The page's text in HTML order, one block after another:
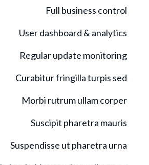
Full business control
User dashboard & analytics
Regular update monitoring
Curabitur fringilla turpis sed
Morbi rutrum ullam corper
Suscipit pharetra mauris
Suspendisse ut pharetra urna